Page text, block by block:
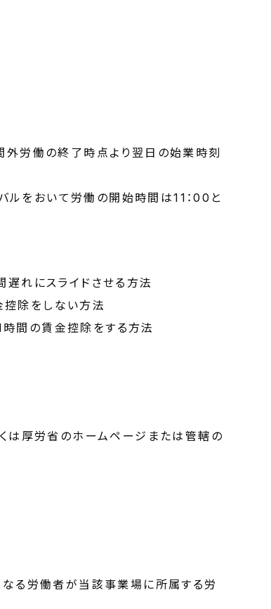
外労働の終了時点より翌日の始業時刻
ルをおいて労働の開始時間は11：00と
れにスライドさせる方法
除をしない方法
間の賃金控除をする方法
は厚労省のホームページまたは管轄の
る労働者が当該事業場に所属する労